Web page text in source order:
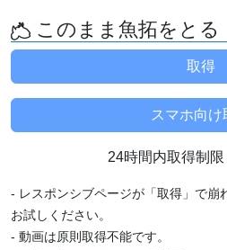
このまま魚拓をとる
24時間内取得制限
- レスポンシブページが「取得」で崩
お試しください。
- 動画は原則取得不能です。